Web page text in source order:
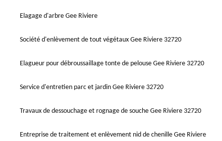
Elagage d'arbre Gee Riviere
Société d'enlèvement de tout végétaux Gee Riviere 32720
Elagueur pour débroussaillage tonte de pelouse Gee Riviere 32720
Service d'entretien parc et jardin Gee Riviere 32720
Travaux de dessouchage et rognage de souche Gee Riviere 32720
Entreprise de traitement et enlèvement nid de chenille Gee Riviere